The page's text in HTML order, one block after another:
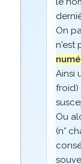
On
n'est
Ainsi
froid)
Ou
(n°